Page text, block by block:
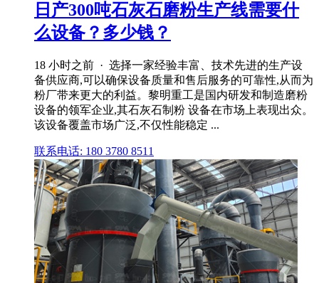
日产300吨石灰石磨粉生产线需要什
么设备？多少钱？
18 小时之前 · 选择一家经验丰富、技术先进的生产设
备供应商,可以确保设备质量和售后服务的可靠性,从而为
粉厂带来更大的利益。黎明重工是国内研发和制造磨粉
设备的领军企业,其石灰石制粉 设备在市场上表现出众。
该设备覆盖市场广泛,不仅性能稳定 ...
联系电话: 180 3780 8511